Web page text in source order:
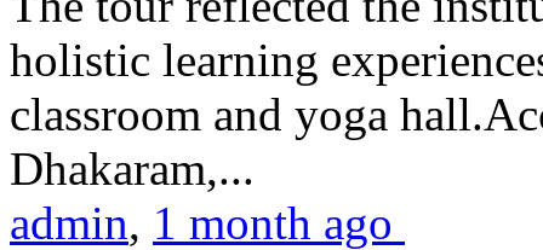
holistic learning
classroom and yoga
Dhakaram,...
admin, 1 month ago